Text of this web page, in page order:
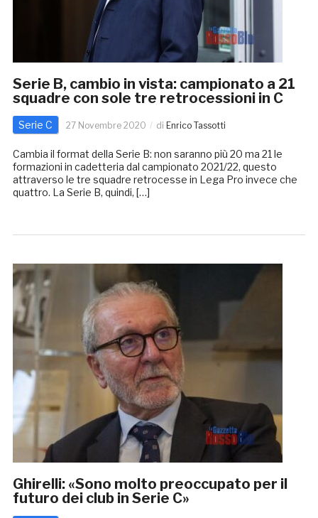
Serie B, cambio in vista: campionato a 21
squadre con sole tre retrocessioni in C
Serie C 27 Novembre 2020 di Enrico Tassotti
Cambia il format della Serie B: non saranno più 20 ma 21 le
formazioni in cadetteria dal campionato 2021/22, questo
attraverso le tre squadre retrocesse in Lega Pro invece che
quattro. La Serie B, quindi, […]
Ghirelli: «Sono molto preoccupato per il
futuro dei club in Serie C»